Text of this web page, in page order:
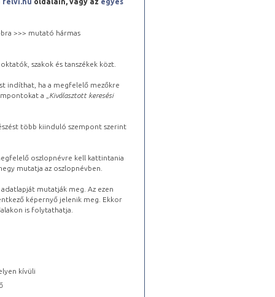
>>> mutató hármas
szakok és tanszékek közt.
indíthat, ha a megfelelő mezőkre
a „ Kiválasztott keresési
több kiinduló szempont szerint
oszlopnévre kell kattintania
mutatja az oszlopnévben.
mutatják meg. Az ezen
képernyő jelenik meg. Ekkor
is folytathatja.
kívüli